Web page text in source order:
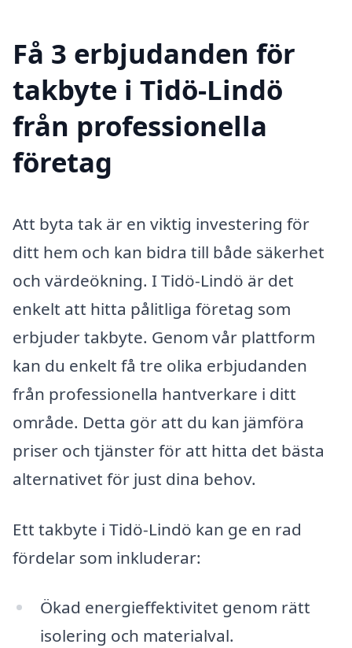
Få 3 erbjudanden för
takbyte i Tidö-Lindö
från professionella
företag
Att byta tak är en viktig investering för
ditt hem och kan bidra till både säkerhet
och värdeökning. I Tidö-Lindö är det
enkelt att hitta pålitliga företag som
erbjuder takbyte. Genom vår plattform
kan du enkelt få tre olika erbjudanden
från professionella hantverkare i ditt
område. Detta gör att du kan jämföra
priser och tjänster för att hitta det bästa
alternativet för just dina behov.
Ett takbyte i Tidö-Lindö kan ge en rad
fördelar som inkluderar:
Ökad energieffektivitet genom rätt
isolering och materialval.